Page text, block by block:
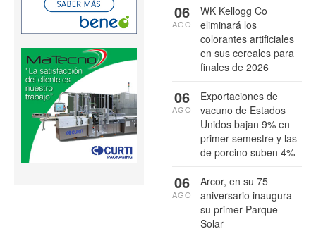
WK Kellogg Co
eliminará los
colorantes artificiales
en sus cereales para
finales de 2026
06
AGO
Exportaciones de
vacuno de Estados
Unidos bajan 9% en
primer semestre y las
de porcino suben 4%
06
AGO
Arcor, en su 75
aniversario inaugura
su primer Parque
Solar
06
AGO